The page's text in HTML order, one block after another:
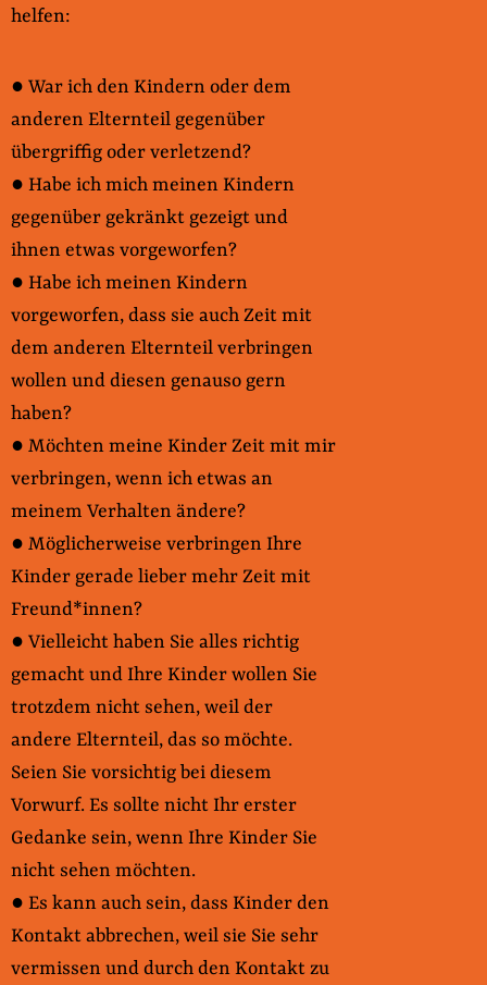
helfen:
● War ich den Kindern oder dem
anderen Elternteil gegenüber
übergriffig oder verletzend?
● Habe ich mich meinen Kindern
gegenüber gekränkt gezeigt und
ihnen etwas vorgeworfen?
● Habe ich meinen Kindern
vorgeworfen, dass sie auch Zeit mit
dem anderen Elternteil verbringen
wollen und diesen genauso gern
haben?
● Möchten meine Kinder Zeit mit mir
verbringen, wenn ich etwas an
meinem Verhalten ändere?
● Möglicherweise verbringen Ihre
Kinder gerade lieber mehr Zeit mit
Freund*innen?
● Vielleicht haben Sie alles richtig
gemacht und Ihre Kinder wollen Sie
trotzdem nicht sehen, weil der
andere Elternteil, das so möchte.
Seien Sie vorsichtig bei diesem
Vorwurf. Es sollte nicht Ihr erster
Gedanke sein, wenn Ihre Kinder Sie
nicht sehen möchten.
● Es kann auch sein, dass Kinder den
Kontakt abbrechen, weil sie Sie sehr
vermissen und durch den Kontakt zu